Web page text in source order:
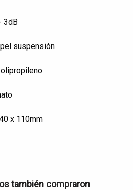
3dB
suspensión
x 110mm
también compraron